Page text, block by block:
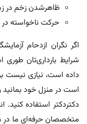
ظاهرشدن زخم در
حرکت ناخواسته در
اگر نگران ازدحام
شرایط بارداری‌تان
داده است، نیازی نیست
است در منزل خود
دکتردکتر استفاده
متخصصان حرفه‌ای ما در